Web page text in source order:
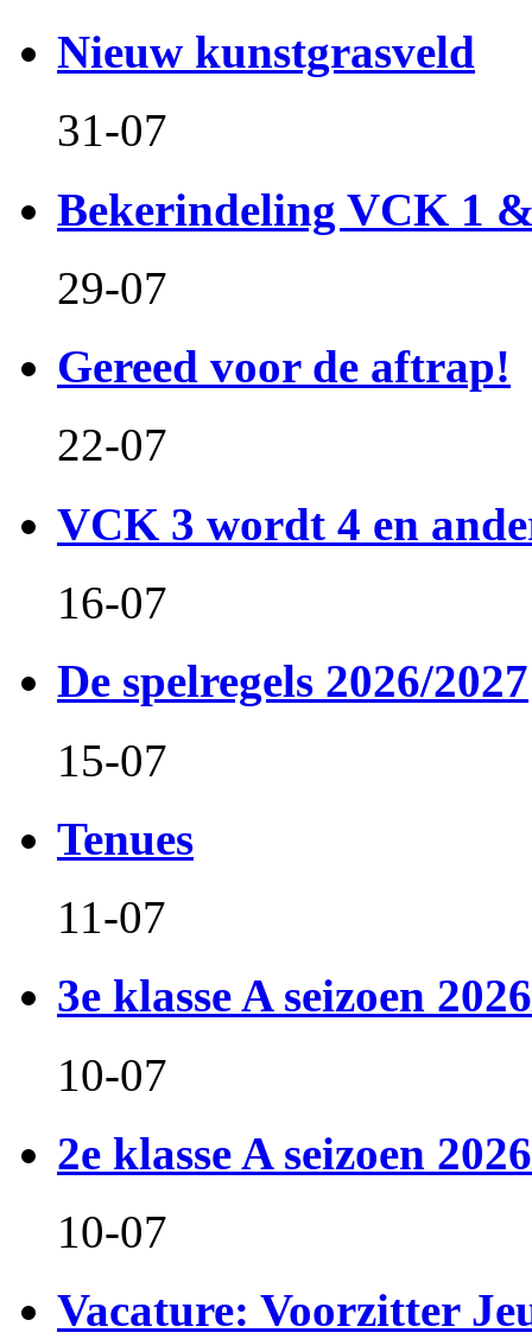
Nieuw kunstgrasveld
31-07
Bekerindeling VCK 1
29-07
Gereed voor de aftrap!
22-07
VCK 3 wordt 4 en
16-07
De spelregels 2026/2027
15-07
Tenues
11-07
3e klasse A seizoen
10-07
2e klasse A seizoen
10-07
Vacature: Voorzitter